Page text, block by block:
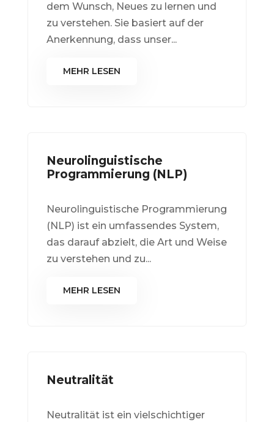
dem Wunsch, Neues zu lernen und
zu verstehen. Sie basiert auf der
Anerkennung, dass unser...
MEHR LESEN
Neurolinguistische
Programmierung (NLP)
Neurolinguistische Programmierung
(NLP) ist ein umfassendes System,
das darauf abzielt, die Art und Weise
zu verstehen und zu...
MEHR LESEN
Neutralität
Neutralität ist ein vielschichtiger